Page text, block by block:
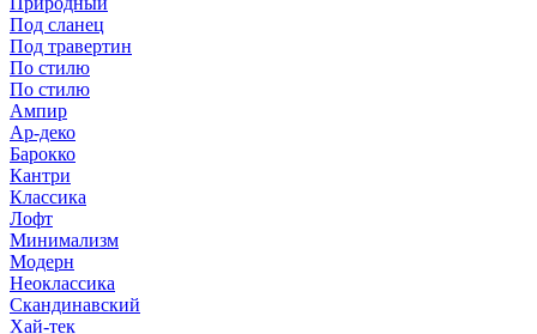
Под сланец
Под травертин
По стилю
По стилю
Ампир
Ар-деко
Барокко
Кантри
Классика
Лофт
Минимализм
Модерн
Неоклассика
Скандинавский
Хай-тек